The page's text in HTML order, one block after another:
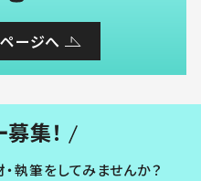
ージへ
集！
執筆をしてみませんか？